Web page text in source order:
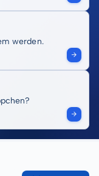
werden.